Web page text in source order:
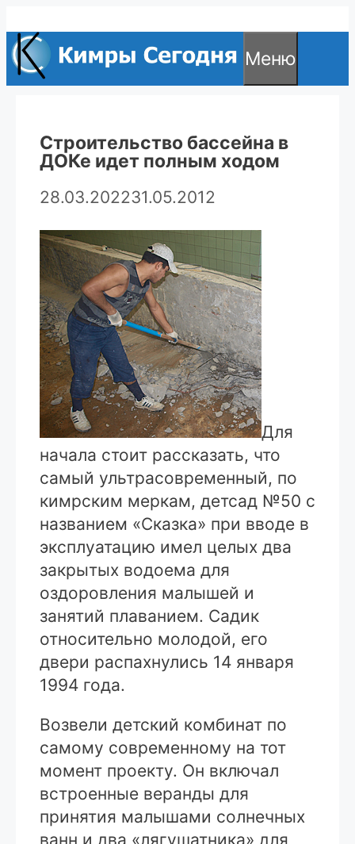
к
содержимому
Меню
Строительство бассейна в
ДОКе идет полным ходом
28.03.202231.05.2012
Для
начала стоит рассказать, что
самый ультрасовременный, по
кимрским меркам, детсад №50 с
названием «Сказка» при вводе в
эксплуатацию имел целых два
закрытых водоема для
оздоровления малышей и
занятий плаванием. Садик
относительно молодой, его
двери распахнулись 14 января
1994 года.
Возвели детский комбинат по
самому современному на тот
момент проекту. Он включал
встроенные веранды для
принятия малышами солнечных
ванн и два «лягушатника» для